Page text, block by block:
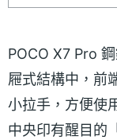
POCO X7 Pro
屜式結構中，前
小拉手，方便使
中央印有醒目的